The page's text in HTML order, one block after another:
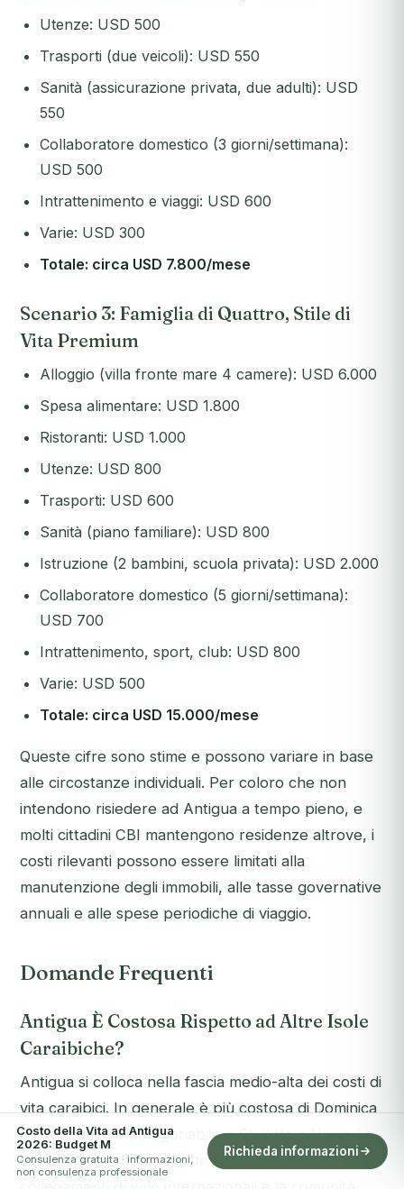
Utenze: USD 500
Trasporti (due veicoli): USD 550
Sanità (assicurazione privata, due adulti): USD
550
Collaboratore domestico (3 giorni/settimana):
USD 500
Intrattenimento e viaggi: USD 600
Varie: USD 300
Totale: circa USD 7.800/mese
Scenario 3: Famiglia di Quattro, Stile di
Vita Premium
Alloggio (villa fronte mare 4 camere): USD 6.000
Spesa alimentare: USD 1.800
Ristoranti: USD 1.000
Utenze: USD 800
Trasporti: USD 600
Sanità (piano familiare): USD 800
Istruzione (2 bambini, scuola privata): USD 2.000
Collaboratore domestico (5 giorni/settimana):
USD 700
Intrattenimento, sport, club: USD 800
Varie: USD 500
Totale: circa USD 15.000/mese
Queste cifre sono stime e possono variare in base
alle circostanze individuali. Per coloro che non
intendono risiedere ad Antigua a tempo pieno, e
molti cittadini CBI mantengono residenze altrove, i
costi rilevanti possono essere limitati alla
manutenzione degli immobili, alle tasse governative
annuali e alle spese periodiche di viaggio.
Domande Frequenti
Antigua È Costosa Rispetto ad Altre Isole
Caraibiche?
Antigua si colloca nella fascia medio-alta dei costi di
vita caraibici. In generale è più costosa di Dominica
o Grenada, ma paragonabile a St. Kitts e Nevis. Le
solide infrastrutture turistiche dell'isola, i
Costo della Vita ad Antigua
2026: Budget M
Consulenza gratuita · informazioni,
non consulenza professionale
Richieda informazioni